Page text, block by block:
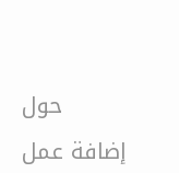
حول
إضافة عمل